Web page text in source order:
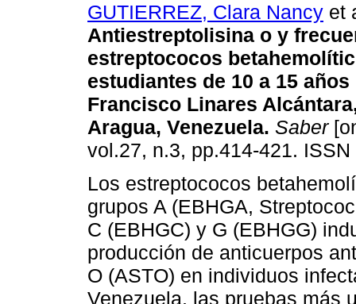
GUTIERREZ, Clara Nancy et
Antiestreptolisina o y
estreptococos
estudiantes de 10 a 15
Francisco Linares
Aragua, Venezuela. Saber
vol.27, n.3, pp.414-421.
Los estreptococos
grupos A (EBHGA,
C (EBHGC) y G (EBHGG)
producción de anticuerpos
O (ASTO) en individuos
Venezuela, las pruebas más